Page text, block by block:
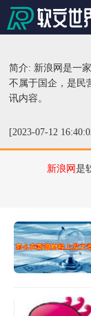
简介: 新浪网是一
不属于国企，是民
讯内容。
[2023-07-12
新浪网是